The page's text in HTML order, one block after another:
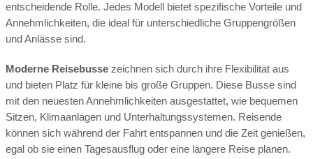
entscheidende Rolle. Jedes Modell bietet spezifische Vorteile und
Annehmlichkeiten, die ideal für unterschiedliche Gruppengrößen
und Anlässe sind.
Moderne Reisebusse zeichnen sich durch ihre Flexibilität aus
und bieten Platz für kleine bis große Gruppen. Diese Busse sind
mit den neuesten Annehmlichkeiten ausgestattet, wie bequemen
Sitzen, Klimaanlagen und Unterhaltungssystemen. Reisende
können sich während der Fahrt entspannen und die Zeit genießen,
egal ob sie einen Tagesausflug oder eine längere Reise planen.